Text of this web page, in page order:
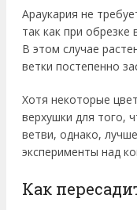
Араукария не
так как при
В этом случае
ветки постепенно
Хотя некоторые
верхушки для того,
ветви, однако,
эксперименты над
Как